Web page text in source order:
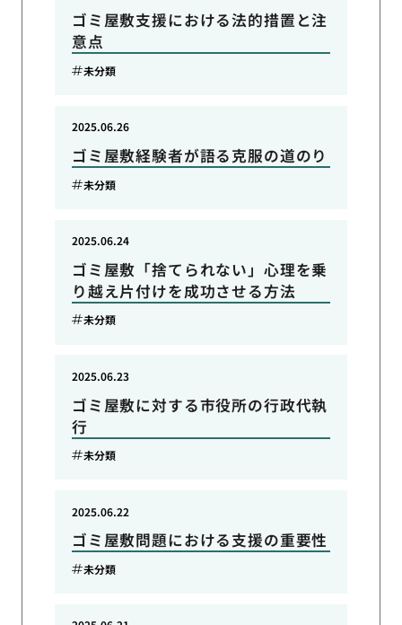
ゴミ屋敷支援における法的措置と注
意点
未分類
ゴミ屋敷経験者が語る克服の道のり
2025.06.26
未分類
ゴミ屋敷「捨てられない」心理を乗
り越え片付けを成功させる方法
2025.06.24
未分類
ゴミ屋敷に対する市役所の行政代執
行
2025.06.23
未分類
ゴミ屋敷問題における支援の重要性
2025.06.22
未分類